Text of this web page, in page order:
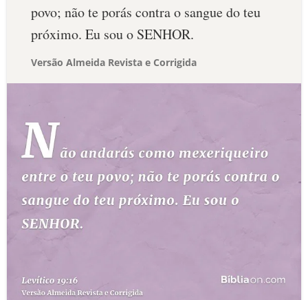
povo; não te porás contra o sangue do teu
próximo. Eu sou o SENHOR.
Versão Almeida Revista e Corrigida